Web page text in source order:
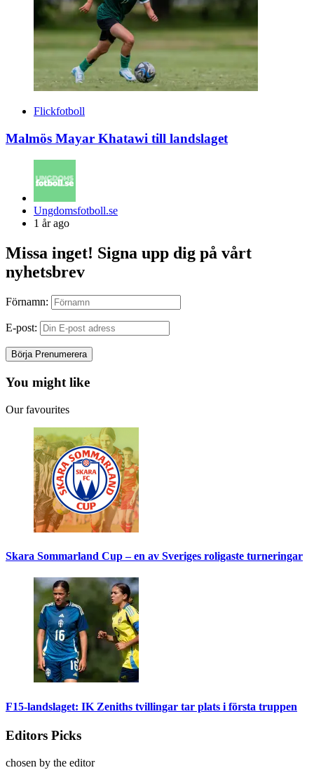
Flickfotboll
Malmös Mayar Khatawi till landslaget
Posted
by
Ungdomsfotboll.se
1 år ago
Missa inget! Signa upp dig på vårt
nyhetsbrev
Förnamn:
E-post:
You might like
Our favourites
Skara Sommarland Cup – en av Sveriges roligaste turneringar
F15-landslaget: IK Zeniths tvillingar tar plats i första truppen
Editors Picks
chosen by the editor